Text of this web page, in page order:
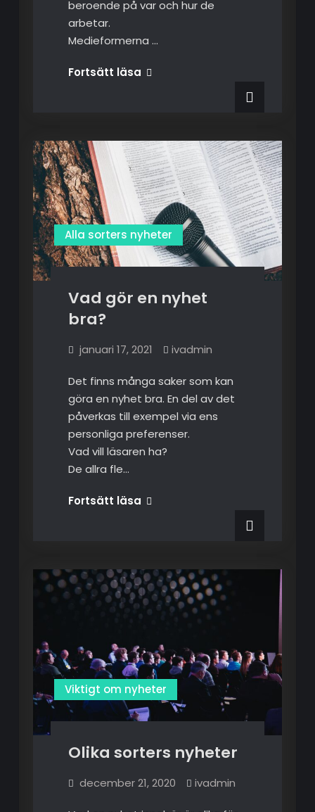
beroende på var och hur de
arbetar.
Medieformerna …
Alla sorters nyheter
Vad gör en nyhet
bra?
januari 17, 2021 ivadmin
Det finns många saker som kan
göra en nyhet bra. En del av det
påverkas till exempel via ens
personliga preferenser.
Vad vill läsaren ha?
De allra fle…
Viktigt om nyheter
Olika sorters nyheter
december 21, 2020 ivadmin